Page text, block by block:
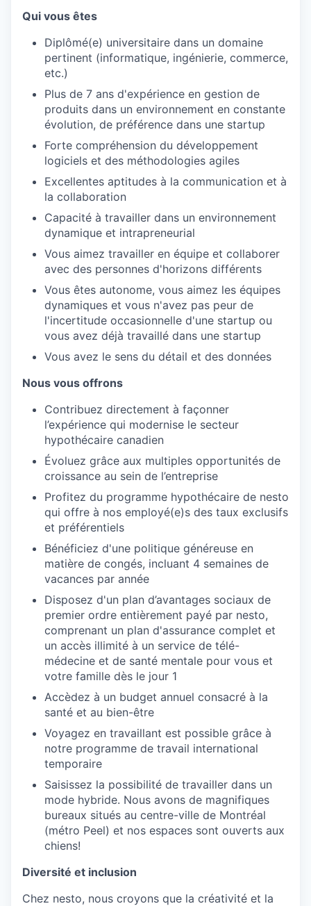
Qui vous êtes
Diplômé(e) universitaire dans un domaine
pertinent (informatique, ingénierie, commerce,
etc.)
Plus de 7 ans d'expérience en gestion de
produits dans un environnement en constante
évolution, de préférence dans une startup
Forte compréhension du développement
logiciels et des méthodologies agiles
Excellentes aptitudes à la communication et à
la collaboration
Capacité à travailler dans un environnement
dynamique et intrapreneurial
Vous aimez travailler en équipe et collaborer
avec des personnes d'horizons différents
Vous êtes autonome, vous aimez les équipes
dynamiques et vous n'avez pas peur de
l'incertitude occasionnelle d'une startup ou
vous avez déjà travaillé dans une startup
Vous avez le sens du détail et des données
Nous vous offrons
Contribuez directement à façonner
l’expérience qui modernise le secteur
hypothécaire canadien
Évoluez grâce aux multiples opportunités de
croissance au sein de l’entreprise
Profitez du programme hypothécaire de nesto
qui offre à nos employé(e)s des taux exclusifs
et préférentiels
Bénéficiez d'une politique généreuse en
matière de congés, incluant 4 semaines de
vacances par année
Disposez d'un plan d’avantages sociaux de
premier ordre entièrement payé par nesto,
comprenant un plan d'assurance complet et
un accès illimité à un service de télé-
médecine et de santé mentale pour vous et
votre famille dès le jour 1
Accèdez à un budget annuel consacré à la
santé et au bien-être
Voyagez en travaillant est possible grâce à
notre programme de travail international
temporaire
Saisissez la possibilité de travailler dans un
mode hybride. Nous avons de magnifiques
bureaux situés au centre-ville de Montréal
(métro Peel) et nos espaces sont ouverts aux
chiens!
Diversité et inclusion
Chez nesto, nous croyons que la créativité et la